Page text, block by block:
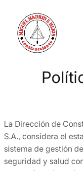
contenido
La Dirección de
S.A., considera el
sistema de gestión
seguridad y salud